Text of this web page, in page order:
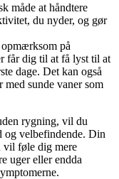
måde at håndtere
du nyder, og gør
på
får dig til at få lyst til at
dage. Det kan også
med sunde vaner som
rygning, vil du
og velbefindende. Din
vil føle dig mere
uger eller endda